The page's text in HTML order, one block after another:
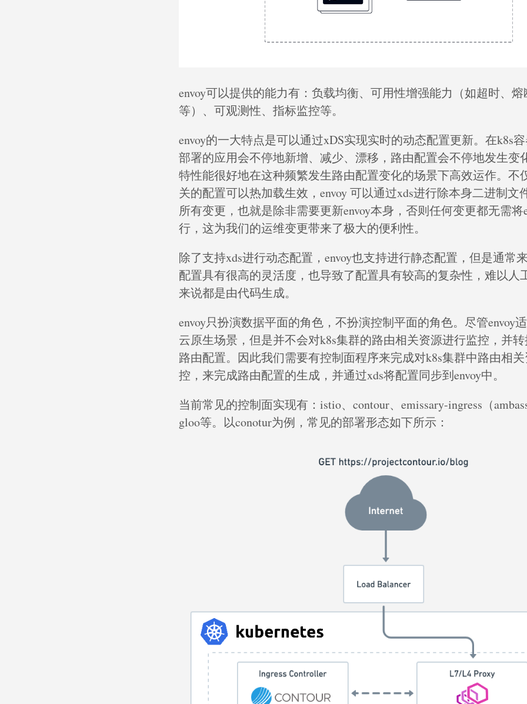
envoy可以提供的能力有：负载均衡、可用性增强能力（如超时、
等）、可观测性、指标监控等。
envoy的一大特点是可以通过xDS实现实时的动态配置更新。在k8s
部署的应用会不停地新增、减少、漂移，路由配置会不停地发生变
特性能很好地在这种频繁发生路由配置变化的场景下高效运作。不
关的配置可以热加载生效，envoy 可以通过xds进行除本身二进制文
所有变更，也就是除非需要更新envoy本身，否则任何变更都无需将
行，这为我们的运维变更带来了极大的便利性。
除了支持xds进行动态配置，envoy也支持进行静态配置，但是通常
配置具有很高的灵活度，也导致了配置具有较高的复杂性，难以人
来说都是由代码生成。
envoy只扮演数据平面的角色，不扮演控制平面的角色。尽管envoy
云原生场景，但是并不会对k8s集群的路由相关资源进行监控，并
路由配置。因此我们需要有控制面程序来完成对k8s集群中路由相
控，来完成路由配置的生成，并通过xds将配置同步到envoy中。
当前常见的控制面实现有：istio、contour、emissary-ingress（
gloo等。以conotur为例，常见的部署形态如下所示：